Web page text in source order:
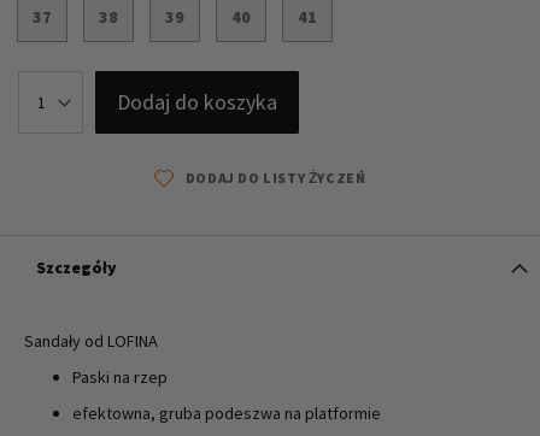
37 38 39 40 41
Dodaj do koszyka
DODAJ DO LISTY ŻYCZEŃ
Szczegóły
Sandały od LOFINA
Paski na rzep
efektowna, gruba podeszwa na platformie